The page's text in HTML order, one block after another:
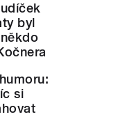
byl
si